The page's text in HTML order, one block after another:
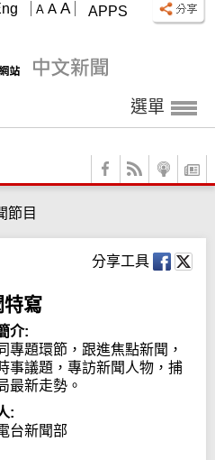
APPS
A A A
選單
節目
分享工具
特寫
介:
專題環節，跟進焦點新聞，
事議題，專訪新聞人物，捕
最新走勢。
:
台新聞部